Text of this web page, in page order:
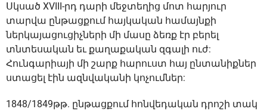
Սկսած XVIII-րդ դարի մեջտեղից մոտ հարյուր
տարվա ընթացքում հայկական համայնքի
ներկայացուցիչների մի մասը ձեռք էր բերել
տնտեսական եւ քաղաքական զգալի ուժ:
Հունգարիայի մի շարք հարուստ հայ ընտանիքներ
ստացել էին ազնվականի կոչումներ:
1848/1849թթ. ընթացքում հոնվեդական դրոշի տակ